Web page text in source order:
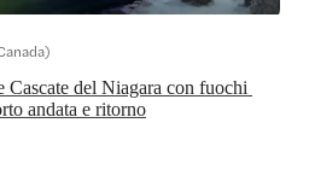
Cascate del Niagara con fuochi
andata e ritorno